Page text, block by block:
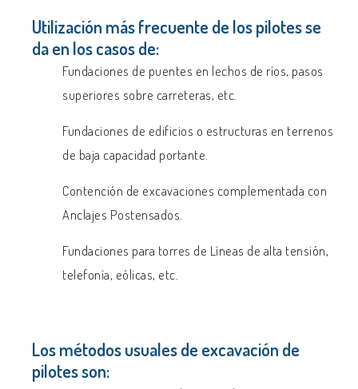
Utilización más frecuente de lospilotesse
da en los casos de:
Fundaciones de puentes en lechos de ríos, pasos
superiores sobre carreteras, etc.
Fundaciones de edificios o estructuras en terrenos
de baja capacidad portante.
Contención de excavaciones complementada con
Anclajes Postensados.
Fundaciones para torres de Líneas de alta tensión,
telefonía, eólicas, etc.
Los métodos usuales de excavación de
pilotesson: